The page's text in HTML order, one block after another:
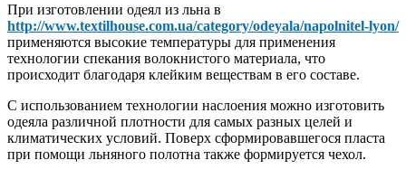
При изготовлении одеял из льна в
http://www.textilhouse.com.ua/category/odeyala/napolnitel-lyon/
применяются высокие температуры для применения
технологии спекания волокнистого материала, что
происходит благодаря клейким веществам в его составе.
С использованием технологии наслоения можно изготовить
одеяла различной плотности для самых разных целей и
климатических условий. Поверх сформировавшегося пласта
при помощи льняного полотна также формируется чехол.